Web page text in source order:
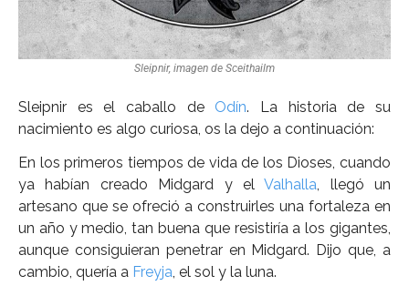
Sleipnir, imagen de Sceithailm
Sleipnir es el caballo de Odín. La historia de su
nacimiento es algo curiosa, os la dejo a continuación:
En los primeros tiempos de vida de los Dioses, cuando
ya habían creado Midgard y elValhalla, llegó un
artesano que se ofreció a construirles una fortaleza en
un año y medio, tan buena que resistiría a los gigantes,
aunque consiguieran penetrar en Midgard. Dijo que, a
cambio, quería a Freyja, el sol y la luna.